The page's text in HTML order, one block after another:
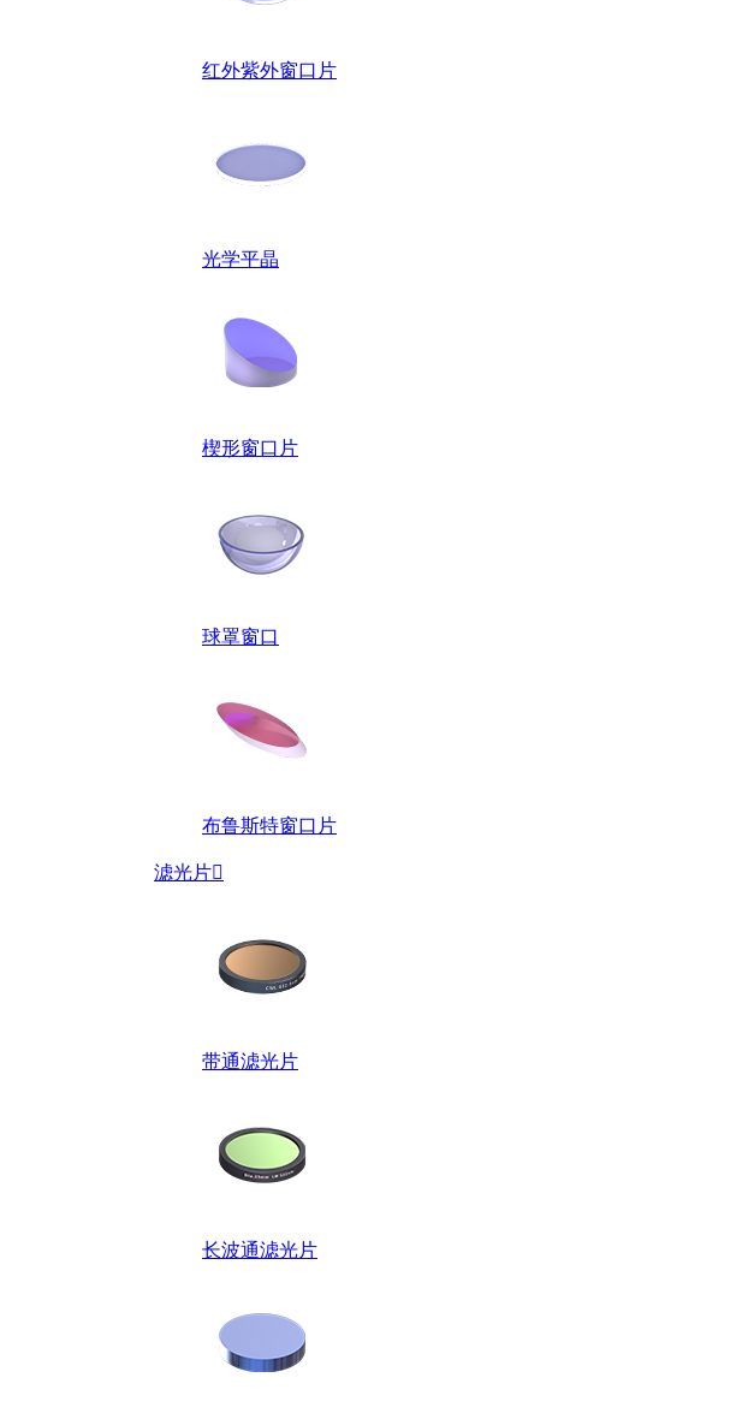
红外紫外窗口片
光学平晶
楔形窗口片
球罩窗口
布鲁斯特窗口片
滤光片
带通滤光片
长波通滤光片